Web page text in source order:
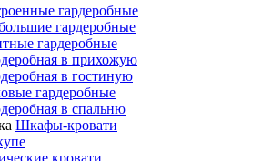
гардеробные
гардеробные
гардеробные
в прихожую
в гостиную
гардеробные
в спальню
Шкафы-кровати
кровати